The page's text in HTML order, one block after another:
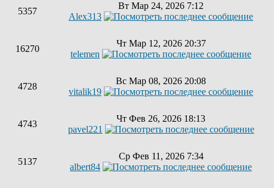
5357
Вт Мар 24, 2026 7:12
Alex313
16270
Чт Мар 12, 2026 20:37
telemen
4728
Вс Мар 08, 2026 20:08
vitalik19
4743
Чт Фев 26, 2026 18:13
pavel221
5137
Ср Фев 11, 2026 7:34
albert84